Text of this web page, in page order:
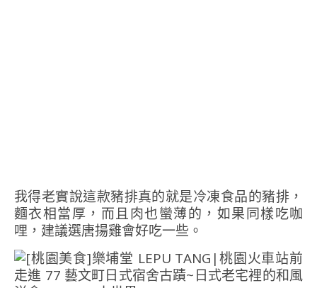
我得老實說這款豬排真的就是冷凍食品的豬排，
麵衣相當厚，而且肉也蠻薄的，如果同樣吃咖
哩，建議選唐揚雞會好吃一些。